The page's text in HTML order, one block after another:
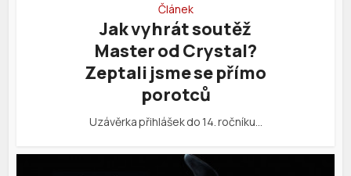
Článek
Jak vyhrát soutěž
Master od Crystal?
Zeptali jsme se přímo
porotců
Uzávěrka přihlášek do 14. ročníku…